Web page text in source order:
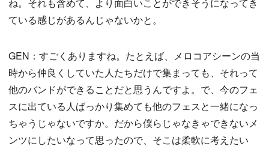
ね。それも含めて、より面白いことができそうになってき
ている感じがあるんじゃないかと。
GEN：すごくありますね。たとえば、メロコアシーンの当
時から仲良くしていた人たちだけで集まっても、それって
他のバンドができることだと思うんですよ。で、今のフェ
スに出ている人ばっかり集めても他のフェスと一緒になっ
ちゃうじゃないですか。だから僕らじゃなきゃできないメ
ンツにしたいなって思ったので、そこは柔軟に考えたい